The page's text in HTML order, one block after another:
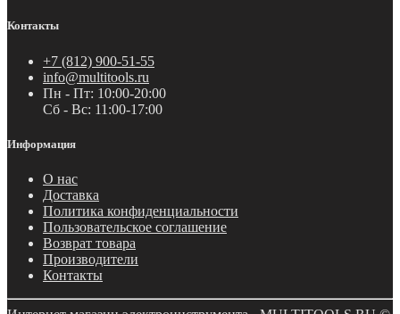
Контакты
+7 (812) 900-51-55
info@multitools.ru
Пн - Пт: 10:00-20:00
Сб - Вс: 11:00-17:00
Информация
О нас
Доставка
Политика конфиденциальности
Пользовательское соглашение
Возврат товара
Производители
Контакты